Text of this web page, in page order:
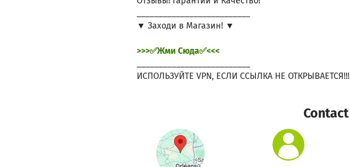
▼ Заходи в Магазин! ▼
>>>✅Жми Сюда✅<<<
ИСПОЛЬЗУЙТЕ VPN, ЕСЛИ ССЫЛКА НЕ ОТКРЫВАЕТСЯ!!!
Contact